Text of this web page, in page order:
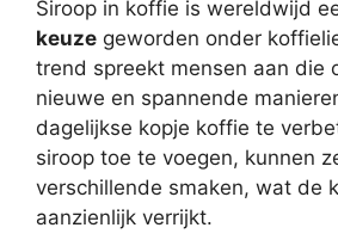
Siroop in koffie is wereldwijd
keuze geworden onder
trend spreekt mensen aan die
nieuwe en spannende
dagelijkse kopje koffie te
siroop toe te voegen, kunnen
verschillende smaken, wat de
aanzienlijk verrijkt.